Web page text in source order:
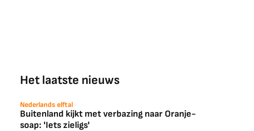
Het laatste nieuws
Nederlands elftal
Buitenland kijkt met verbazing naar Oranje-
soap: 'Iets zieligs'